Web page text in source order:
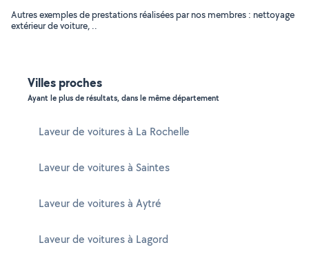
Autres exemples de prestations réalisées par nos membres : nettoyage
extérieur de voiture, ..
Villes proches
Ayant le plus de résultats, dans le même département
Laveur de voitures à La Rochelle
Laveur de voitures à Saintes
Laveur de voitures à Aytré
Laveur de voitures à Lagord